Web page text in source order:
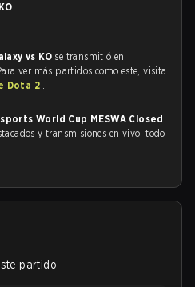
KO .
vs KO se transmitió en
ver más partidos como este, visita
Dota 2 .
World Cup MESWA Closed
y transmisiones en vivo, todo
partido